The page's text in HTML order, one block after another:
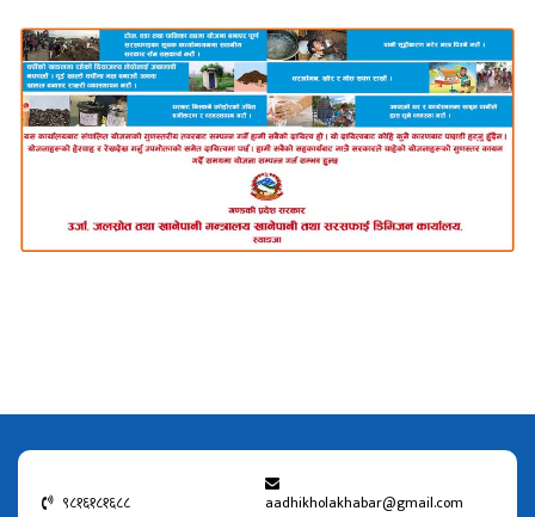
९८१६१८१६८८
aadhikholakhabar@gmail.com